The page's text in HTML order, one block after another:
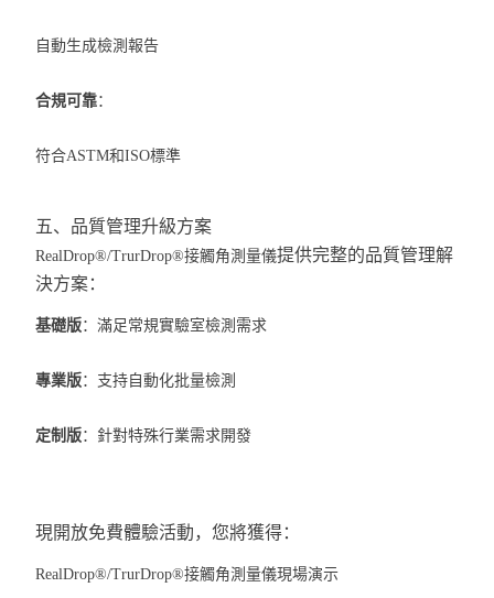
自動生成檢測報告
合規可靠：
符合ASTM和ISO標準
五、品質管理升級方案
RealDrop®/TrurDrop®接觸角測量儀提供完整的品質管理解
決方案：
基礎版：滿足常規實驗室檢測需求
專業版：支持自動化批量檢測
定制版：針對特殊行業需求開發
現開放免費體驗活動，您將獲得：
RealDrop®/TrurDrop®接觸角測量儀現場演示